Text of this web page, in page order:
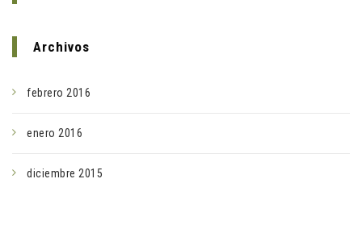
Archivos
febrero 2016
enero 2016
diciembre 2015